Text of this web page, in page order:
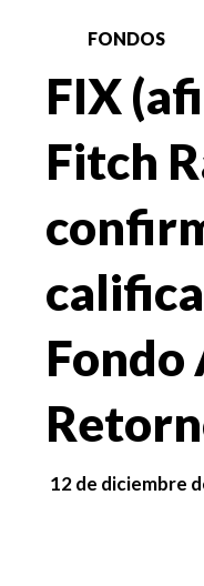
FONDOS
FIX
Fitch
Fondo
12 de diciembre